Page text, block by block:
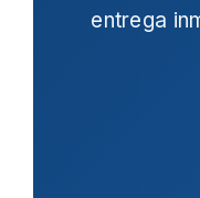
entrega